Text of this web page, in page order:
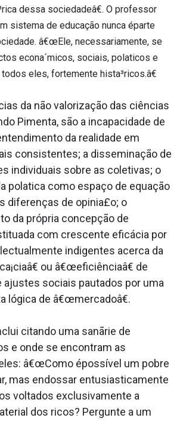
dessa sociedadeâ€. O professor
sistema de educação nunca éparte
â€œEle, necessariamente, se
econa´micos, sociais, pola­ticos e
eles, fortemente hista³ricos.â€
da não valorização das ciências
Pimenta, são a incapacidade de
da realidade em
consistentes; a disseminação de
individuais sobre as coletivas; o
pola­tica como espaço de equação
diferenças de opinia£o; o
da própria concepção de
com crescente eficácia por
indigentes acerca da
ou â€œeficiênciaâ€ de
ajustes sociais pautados por uma
lógica de â€œmercadoâ€.
citando uma sanãrie de
e onde se encontram as
â€œComo épossí­vel um pobre
mas endossar entusiasticamente
voltados exclusivamente a
dos ricos? Pergunte a um